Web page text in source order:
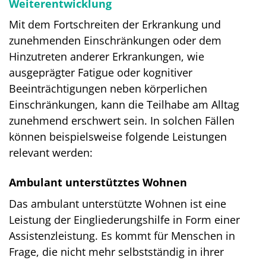
Weiterentwicklung
Mit dem Fortschreiten der Erkrankung und
zunehmenden Einschränkungen oder dem
Hinzutreten anderer Erkrankungen, wie
ausgeprägter Fatigue oder kognitiver
Beeinträchtigungen neben körperlichen
Einschränkungen, kann die Teilhabe am Alltag
zunehmend erschwert sein. In solchen Fällen
können beispielsweise folgende Leistungen
relevant werden:
Ambulant unterstütztes Wohnen
Das ambulant unterstützte Wohnen ist eine
Leistung der Eingliederungshilfe in Form einer
Assistenzleistung. Es kommt für Menschen in
Frage, die nicht mehr selbstständig in ihrer